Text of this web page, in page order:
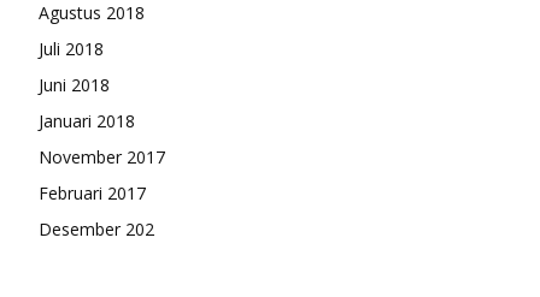
Agustus 2018
Juli 2018
Juni 2018
Januari 2018
November 2017
Februari 2017
Desember 202